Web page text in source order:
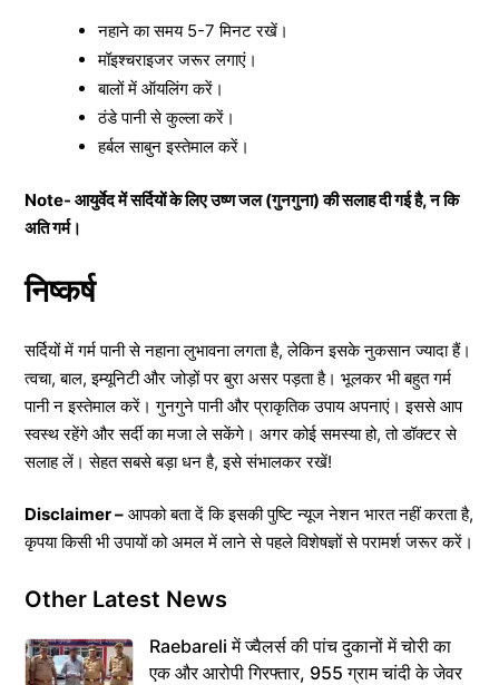
नहाने का समय 5-7 मिनट रखें।
मॉइश्चराइजर जरूर लगाएं।
बालों में ऑयलिंग करें।
ठंडे पानी से कुल्ला करें।
हर्बल साबुन इस्तेमाल करें।
Note- आयुर्वेद में सर्दियों के लिए उष्ण जल (गुनगुना) की सलाह दी गई है, न कि
अति गर्म।
निष्कर्ष
सर्दियों में गर्म पानी से नहाना लुभावना लगता है, लेकिन इसके नुकसान ज्यादा हैं।
त्वचा, बाल, इम्यूनिटी और जोड़ों पर बुरा असर पड़ता है। भूलकर भी बहुत गर्म
पानी न इस्तेमाल करें। गुनगुने पानी और प्राकृतिक उपाय अपनाएं। इससे आप
स्वस्थ रहेंगे और सर्दी का मजा ले सकेंगे। अगर कोई समस्या हो, तो डॉक्टर से
सलाह लें। सेहत सबसे बड़ा धन है, इसे संभालकर रखें!
Disclaimer – आपको बता दें कि इसकी पुष्टि न्यूज नेशन भारत नहीं करता है,
कृपया किसी भी उपायों को अमल में लाने से पहले विशेषज्ञों से परामर्श जरूर करें।
Other Latest News
Raebareli में ज्वैलर्स की पांच दुकानों में चोरी का
एक और आरोपी गिरफ्तार, 955 ग्राम चांदी के जेवर